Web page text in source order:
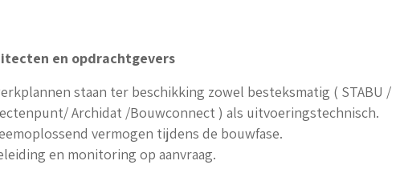
en opdrachtgevers
staan ter beschikking zowel besteksmatig ( STABU /
Archidat /Bouwconnect ) als uitvoeringstechnisch.
vermogen tijdens de bouwfase.
en monitoring op aanvraag.